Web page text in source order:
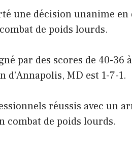
une décision unanime
de poids lourds.
par des scores de 40-36
d’Annapolis, MD est 1-7-1.
réussis avec un
combat de poids lourds.